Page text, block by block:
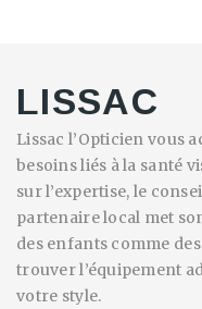
LISSAC
Lissac l’Opticien vous
besoins liés à la santé
sur l’expertise, le
partenaire local met
des enfants comme
trouver l’équipement
votre style.